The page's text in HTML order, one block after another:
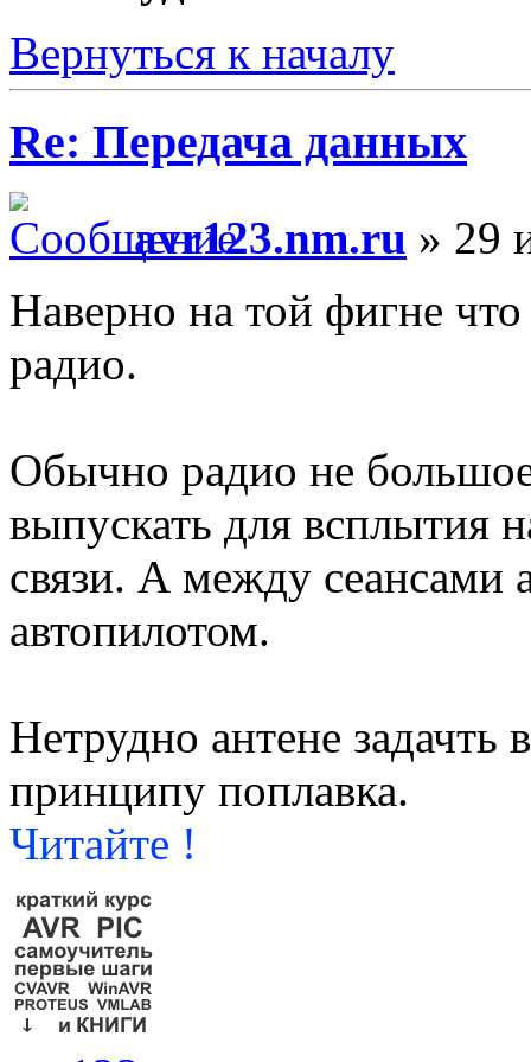
Вернуться к началу
Re: Передача данных
avr123.nm.ru » 29
Наверно на той фигне
радио.
Обычно радио не
выпускать для всплытия
связи. А между сеансами
автопилотом.
Нетрудно антене задачть
принципу поплавка.
Читайте !